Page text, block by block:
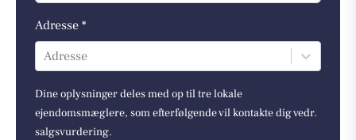
Adresse *
Adresse
Dine oplysninger deles med op til tre lokale
ejendomsmæglere, som efterfølgende vil kontakte dig vedr.
salgsvurdering.